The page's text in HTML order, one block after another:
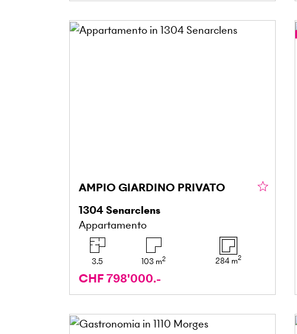
AMPIO GIARDINO PRIVATO
1304Senarclens
Appartamento
3.5 103 m2 284 m2
CHF 798'000.-